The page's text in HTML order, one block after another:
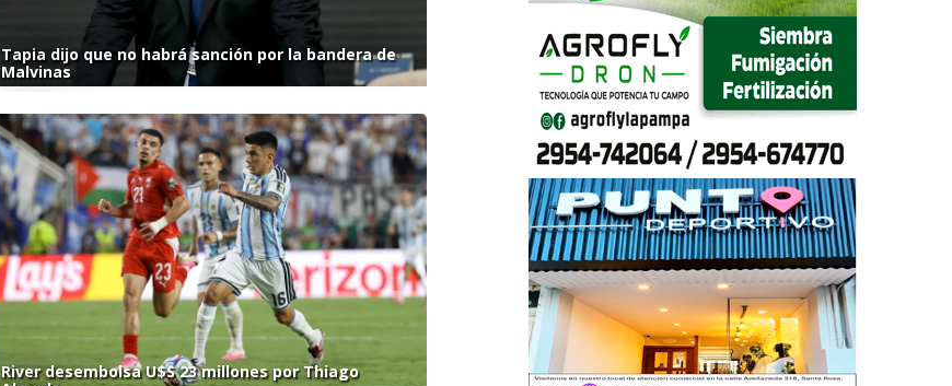
Tapia dijo que no habrá sanción por la bandera de
Malvinas
River desembolsa U$S 23 millones por Thiago